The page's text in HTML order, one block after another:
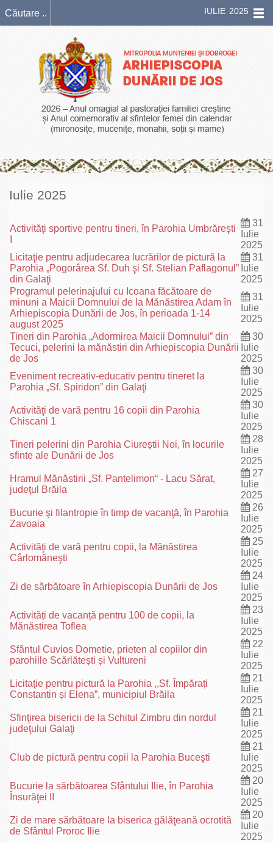
IULIE 2025
Iulie 2025
Activităţi sportive pentru tineri, în Parohia Umbrăreşti
31
Iulie
2025
Licitaţie pentru adjudecarea lucrărilor de pictură la
Parohia „Pogorârea Sf. Duh şi Sf. Stelian Paflagonul”
din Galaţi
31
Iulie
2025
Programul pelerinajului cu Icoana făcătoare de
minuni a Maicii Domnului de la Mănăstirea Adam în
Arhiepiscopia Dunării de Jos, în perioada 1-14
august 2025
31
Iulie
2025
Tineri din Parohia „Adormirea Maicii Domnului” din
Tecuci, pelerini la mănăstiri din Arhiepiscopia Dunării
de Jos
30
Iulie
2025
Eveniment recreativ-educativ pentru tineret la
Parohia „Sf. Spiridon” din Galaţi
30
Iulie
2025
Activităţi de vară pentru 16 copii din Parohia
Chiscani 1
30
Iulie
2025
Tineri pelerini din Parohia Ciureștii Noi, în locurile
sfinte ale Dunării de Jos
28
Iulie
2025
Hramul Mănăstirii „Sf. Pantelimon“ - Lacu Sărat,
judeţul Brăila
27
Iulie
2025
Bucurie şi filantropie în timp de vacanţă, în Parohia
Zavoaia
26
Iulie
2025
Activităţi de vară pentru copii, la Mănăstirea
Cârlomăneşti
25
Iulie
2025
Zi de sărbătoare în Arhiepiscopia Dunării de Jos
24
Iulie
2025
Activități de vacanță pentru 100 de copii, la
Mănăstirea Toflea
23
Iulie
2025
Sfântul Cuvios Dometie, prieten al copiilor din
parohiile Scărlătești și Vultureni
22
Iulie
2025
Licitaţie pentru pictură la Parohia ,,Sf. Împărați
Constantin și Elena”, municipiul Brăila
21
Iulie
2025
Sfinţirea bisericii de la Schitul Zimbru din nordul
judeţului Galaţi
21
Iulie
2025
Club de pictură pentru copii la Parohia Buceşti
21
Iulie
2025
Bucurie la sărbătoarea Sfântului Ilie, în Parohia
Însurăţei II
20
Iulie
2025
Zi de mare sărbătoare la biserica gălăţeană ocrotită
de Sfântul Proroc Ilie
20
Iulie
2025